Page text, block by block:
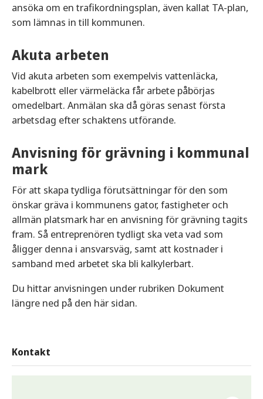
ansöka om en trafikordningsplan, även kallat TA-plan,
som lämnas in till kommunen.
Akuta arbeten
Vid akuta arbeten som exempelvis vattenläcka,
kabelbrott eller värmeläcka får arbete påbörjas
omedelbart. Anmälan ska då göras senast första
arbetsdag efter schaktens utförande.
Anvisning för grävning i kommunal
mark
För att skapa tydliga förutsättningar för den som
önskar gräva i kommunens gator, fastigheter och
allmän platsmark har en anvisning för grävning tagits
fram. Så entreprenören tydligt ska veta vad som
åligger denna i ansvarsväg, samt att kostnader i
samband med arbetet ska bli kalkylerbart.
Du hittar anvisningen under rubriken Dokument
längre ned på den här sidan.
Kontakt